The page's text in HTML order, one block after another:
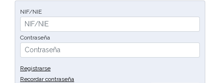
NIF/NIE
Contraseña
Registrarse
Recordar contraseña